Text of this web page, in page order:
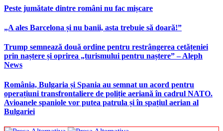
Peste jumătate dintre români nu fac mișcare
„A ales Barcelona și nu banii, asta trebuie să doară!”
Trump semnează două ordine pentru restrângerea cetățeniei
prin naștere și oprirea „turismului pentru naștere” – Aleph
News
România, Bulgaria și Spania au semnat un acord pentru
operațiuni transfrontaliere de poliție aeriană în cadrul NATO.
Avioanele spaniole vor putea patrula și în spațiul aerian al
Bulgariei